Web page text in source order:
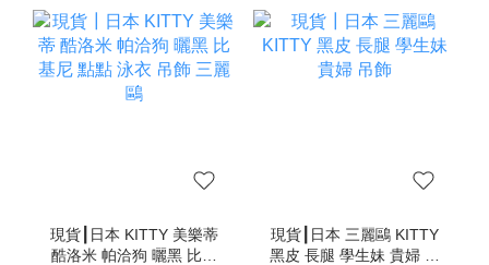
現貨┃日本 KITTY 美樂蒂
酷洛米 帕洽狗 曬黑 比基
現貨┃日本 三麗鷗 KITTY
黑皮 長腿 學生妹 貴婦 吊